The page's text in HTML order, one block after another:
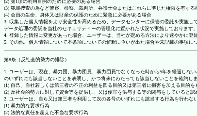
(2) 第1項の利用目的のために必要のある場合
(3) 犯罪捜査の為など警察、検察、裁判所、弁護士会またはこれらに準じた権限を有す
(4) 会員の生命、身体又は財産の保護のために緊急に必要がある場合
3. 収集した個人情報をより安全性を高めるため、データセンターに保管の委託を実施
データ処理の委託を当社のセキュリティーの管理化に置かれた状況で実施しております。
4. 登録した情報に変更があった場合、ユーザーは、当社が定める方法により速やかに
5. その他、個人情報について本条項についての解釈に争いが出た場合や未記載の事項
第8条（反社会的勢力の排除）
1. ユーザーは、現在、暴力団、暴力団員、暴力団員でなくなった時から5年を経過し
のいずれにも該当しないことを表明し、かつ将来にわたっても該当しないことを確約しま
(1) 自己、自社若しくは第三者の不正の利益を図る目的又は第三者に損害を加える目的
(2) 反社会的勢力に対して資金等を提供し、又は便宜を供与する等の関与をしていると認
2. ユーザーは、自ら又は第三者を利用して次の各号のいずれにも該当する行為を行わな
(1) 暴力的な要求行為
(2) 法的な責任を超えた不当な要求行為